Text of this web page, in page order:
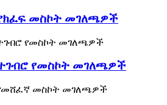
የክፈፍ መስኮት መገለጫዎች
ተገብሮ የመስኮት መገለጫዎች